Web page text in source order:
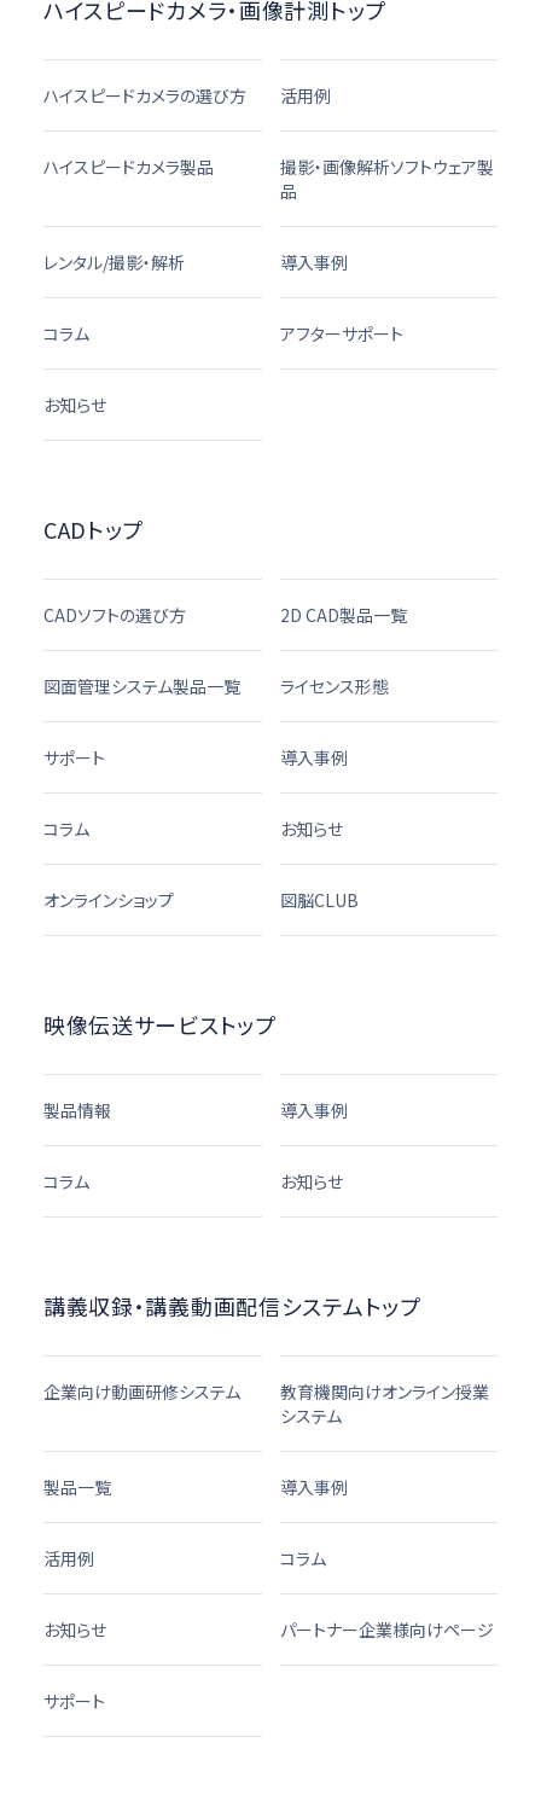
ハイスピードカメラ・画像計測トップ
ハイスピードカメラの選び方 活用例
ハイスピードカメラ製品
撮影・画像解析ソフトウェア製
品
レンタル/撮影・解析 導入事例
コラム アフターサポート
お知らせ
CADトップ
CADソフトの選び方 2D CAD製品一覧
図面管理システム製品一覧 ライセンス形態
サポート 導入事例
コラム お知らせ
オンラインショップ 図脳CLUB
映像伝送サービストップ
製品情報 導入事例
コラム お知らせ
講義収録・講義動画配信システムトップ
企業向け動画研修システム
教育機関向けオンライン授業
システム
製品一覧 導入事例
活用例 コラム
お知らせ パートナー企業様向けページ
サポート